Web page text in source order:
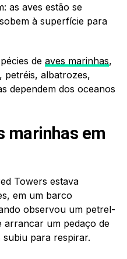
as aves estão se
à superfície para
de aves marinhas,
petréis, albatrozes,
dependem dos oceanos
marinhas em
Towers estava
em um barco
observou um petrel-
arrancar um pedaço de
subiu para respirar.